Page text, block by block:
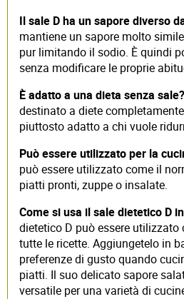
Il sale D ha un sapore diverso
mantiene un sapore molto
pur limitando il sodio. È quindi
senza modificare le proprie
È adatto a una dieta senza sale?
destinato a diete
piuttosto adatto a chi vuole
Può essere utilizzato per la
può essere utilizzato come il
piatti pronti, zuppe o insalate.
Come si usa il sale dietetico D
dietetico D può essere
tutte le ricette. Aggiungetelo in
preferenze di gusto quando
piatti. Il suo delicato sapore
versatile per una varietà di